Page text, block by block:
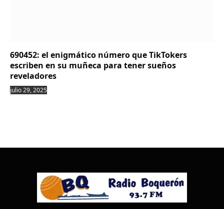
690452: el enigmático número que TikTokers
escriben en su muñeca para tener sueños
reveladores
julio 29, 2025